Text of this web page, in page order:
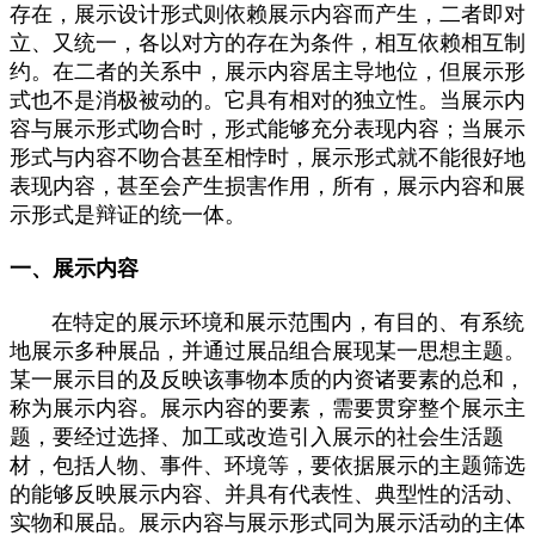
存在，展示设计形式则依赖展示内容而产生，二者即对
立、又统一，各以对方的存在为条件，相互依赖相互制
约。在二者的关系中，展示内容居主导地位，但展示形
式也不是消极被动的。它具有相对的独立性。当展示内
容与展示形式吻合时，形式能够充分表现内容；当展示
形式与内容不吻合甚至相悖时，展示形式就不能很好地
表现内容，甚至会产生损害作用，所有，展示内容和展
示形式是辩证的统一体。
一、展示内容
在特定的展示环境和展示范围内，有目的、有系统
地展示多种展品，并通过展品组合展现某一思想主题。
某一展示目的及反映该事物本质的内资诸要素的总和，
称为展示内容。展示内容的要素，需要贯穿整个展示主
题，要经过选择、加工或改造引入展示的社会生活题
材，包括人物、事件、环境等，要依据展示的主题筛选
的能够反映展示内容、并具有代表性、典型性的活动、
实物和展品。展示内容与展示形式同为展示活动的主体